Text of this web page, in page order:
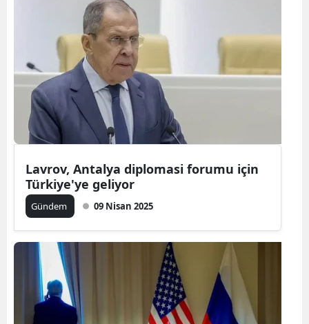
Lavrov, Antalya diplomasi forumu için
Türkiye'ye geliyor
Gündem 09 Nisan 2025